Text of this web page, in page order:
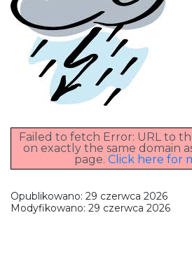
Failed to fetch Error: URL to
on exactly the same domain
page. Click here for
Opublikowano: 29 czerwca 2026
Modyfikowano: 29 czerwca 2026